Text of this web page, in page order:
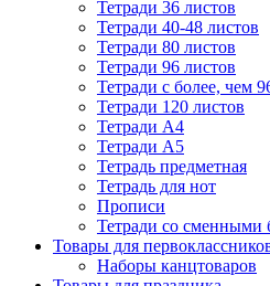
Тетради 36 листов
Тетради 40-48 листов
Тетради 80 листов
Тетради 96 листов
Тетради с более, чем
Тетради 120 листов
Тетради А4
Тетради А5
Тетрадь предметная
Тетрадь для нот
Прописи
Тетради со сменными
Товары для
Наборы канцтоваров